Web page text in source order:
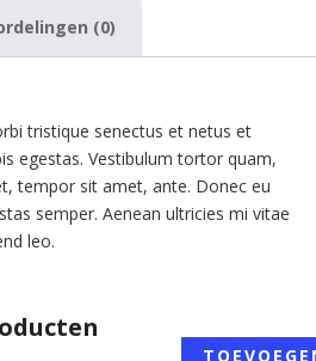
(0)
tristique senectus et netus et
egestas. Vestibulum tortor quam,
tempor sit amet, ante. Donec eu
semper. Aenean ultricies mi vitae
leo.